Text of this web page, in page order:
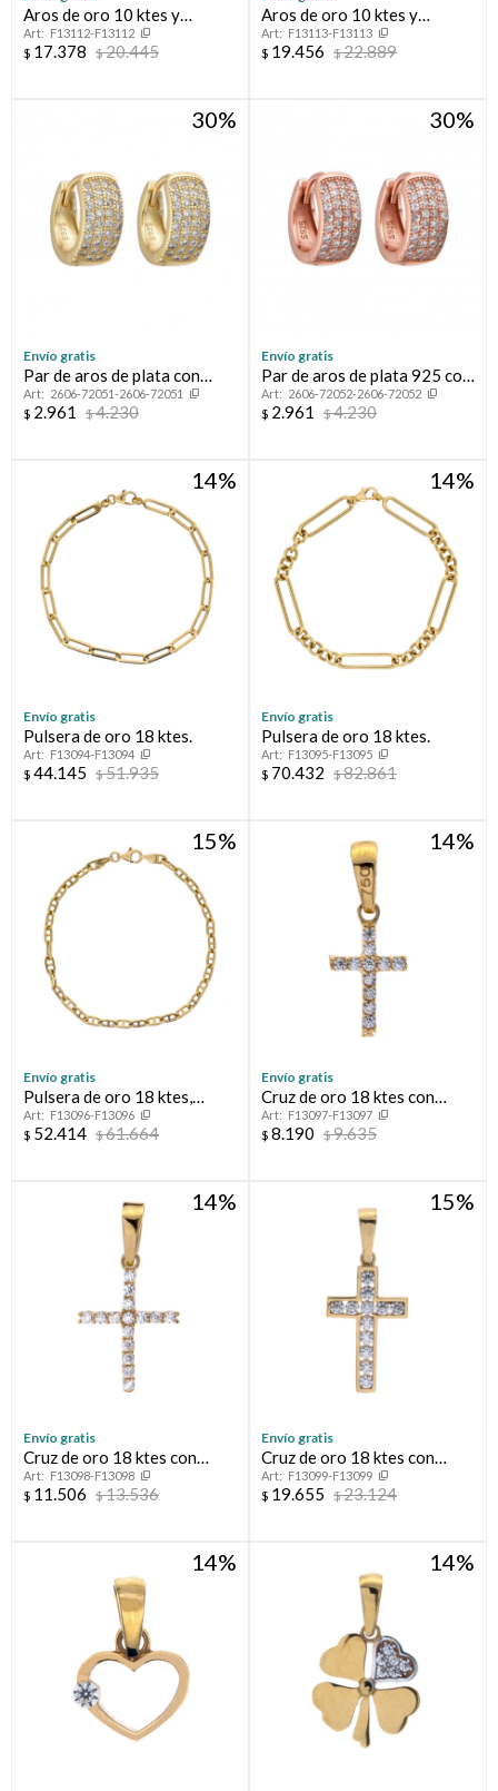
Aros de oro 10 ktes y
circoniaF13112-F13112
$ 17.378 $20.445
Aros de oro 10 ktes y
circonias
F13113-F13113
$ 19.456 $22.889
30
Envío gratis
Par de aros de plata con
baño de oro y circonias.
2606-72051-2606-72051
$ 2.961 $4.230
30
Envío gratis
Par de aros de plata 925 con
baño de oro rosado y
circonias.
2606-72052-2606-72052
$ 2.961 $4.230
14
Envío gratis
Pulsera de oro 18 ktes.
F13094-F13094
$ 44.145 $51.935
14
Envío gratis
Pulsera de oro 18 ktes.
F13095-F13095
$ 70.432 $82.861
15
Envío gratis
Pulsera de oro 18 ktes,
MARINERO.
F13096-F13096
$ 52.414 $61.664
14
Envío gratis
Cruz de oro 18 ktes con
circonias, reversible.
F13097-F13097
$ 8.190 $9.635
14
Envío gratis
Cruz de oro 18 ktes con
circonias.
F13098-F13098
$ 11.506 $13.536
15
Envío gratis
Cruz de oro 18 ktes con
circonias.
F13099-F13099
$ 19.655 $23.124
14 14